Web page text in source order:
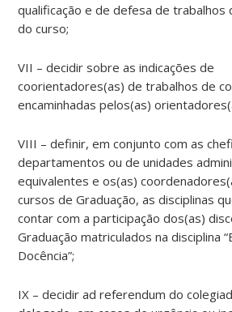
qualificação e de defesa de trabalhos
do curso;
VII – decidir sobre as indicações de
coorientadores(as) de trabalhos de
encaminhadas pelos(as)
VIII – definir, em conjunto com as
departamentos ou de unidades
equivalentes e os(as)
cursos de Graduação, as disciplinas
contar com a participação dos(as)
Graduação matriculados na disciplina
Docência”;
IX – decidir ad referendum do